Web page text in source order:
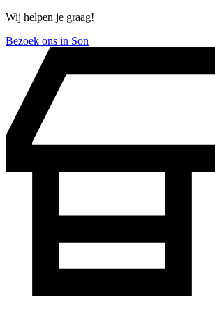
Wij helpen je graag!
Bezoek ons in Son